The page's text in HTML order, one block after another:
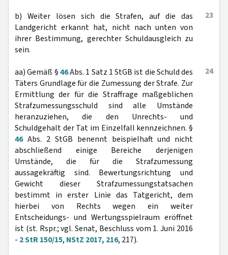
23
b) Weiter lösen sich die Strafen, auf die das
Landgericht erkannt hat, nicht nach unten von
ihrer Bestimmung, gerechter Schuldausgleich zu
sein.
24
aa) Gemäß §46Abs. 1 Satz 1 StGB ist die Schuld des
Täters Grundlage für die Zumessung der Strafe. Zur
Ermittlung der für die Straffrage maßgeblichen
Strafzumessungsschuld sind alle Umstände
heranzuziehen, die den Unrechts- und
Schuldgehalt der Tat im Einzelfall kennzeichnen. §
46Abs. 2 StGB benennt beispielhaft und nicht
abschließend einige Bereiche derjenigen
Umstände, die für die Strafzumessung
aussagekräftig sind. Bewertungsrichtung und
Gewicht dieser Strafzumessungstatsachen
bestimmt in erster Linie das Tatgericht, dem
hierbei von Rechts wegen ein weiter
Entscheidungs- und Wertungsspielraum eröffnet
ist (st. Rspr.; vgl. Senat, Beschluss vom 1. Juni 2016
- 2 StR 150/15, NStZ 2017, 216, 217).